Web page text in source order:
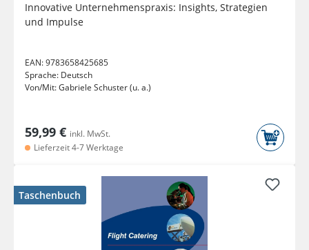
Innovative Unternehmenspraxis: Insights, Strategien
und Impulse
EAN:9783658425685
Sprache: Deutsch
Von/Mit:Gabriele Schuster (u. a.)
59,99 € inkl. MwSt.
Lieferzeit 4-7 Werktage
Taschenbuch